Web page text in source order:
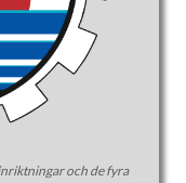
och de fyra